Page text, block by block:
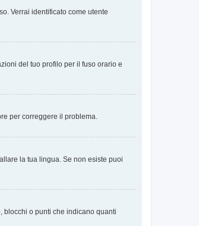
Verrai identificato come utente
del tuo profilo per il fuso orario e
per correggere il problema.
la tua lingua. Se non esiste puoi
blocchi o punti che indicano quanti